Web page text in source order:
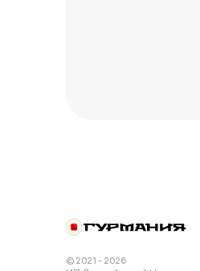
© 2021 - 2026